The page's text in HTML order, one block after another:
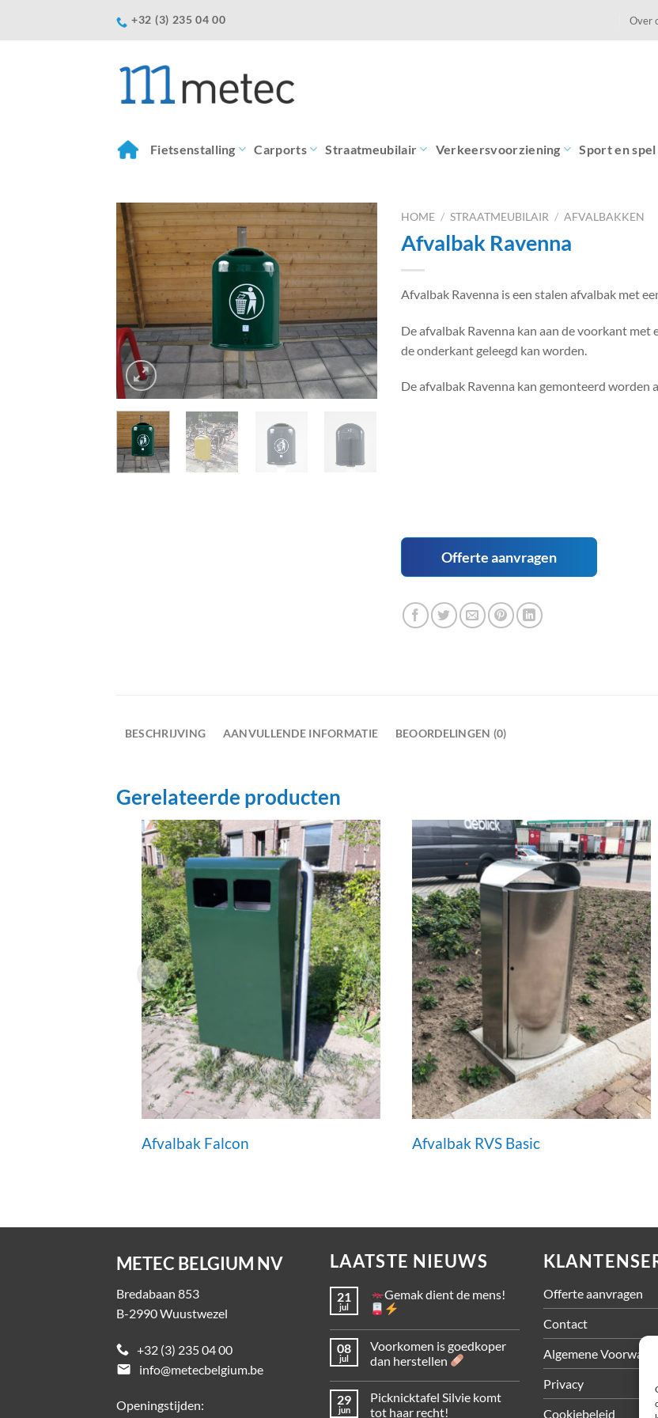
+32 (3) 235 04 00 Over
Fietsenstalling Carports Straatmeubilair Verkeersvoorziening Sport en spel
HOME / STRAATMEUBILAIR / AFVALBAKKEN
Afvalbak Ravenna
Afvalbak Ravenna is een stalen afvalbak met
De afvalbak Ravenna kan aan de voorkant
de onderkant geleegd kan worden.
De afvalbak Ravenna kan gemonteerd worden
Offerte aanvragen
BESCHRIJVING AANVULLENDE INFORMATIE BEOORDELINGEN (0)
Gerelateerde producten
Afvalbak Falcon Afvalbak RVS Basic
METEC BELGIUM NV
Bredabaan 853
B-2990 Wuustwezel
+32 (3) 235 04 00
email
info@metecbelgium.be
Openingstijden:
LAATSTE NIEUWS
21
jul
Gemak dient de mens!
08
jul
Voorkomen is goedkoper
dan herstellen
29
jun
Picknicktafel Silvie komt
tot haar recht!
Offerte aanvragen
Contact
Algemene
Privacy
Cookiebeleid